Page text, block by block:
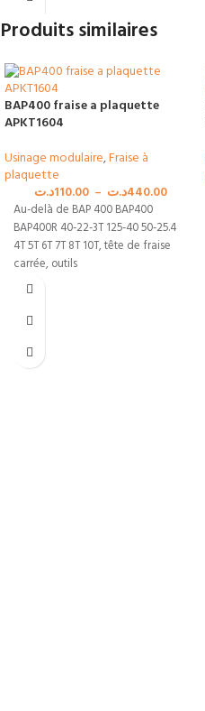
Produits similaires
BAP400 fraise a plaquette
APKT1604
Usinage modulaire,Fraise à
plaquette
110.00د.ت – 440.00د.ت
Au-delà de BAP 400 BAP400
BAP400R 40-22-3T 125-40 50-25.4
4T 5T 6T 7T 8T 10T, tête de fraise
carrée, outils